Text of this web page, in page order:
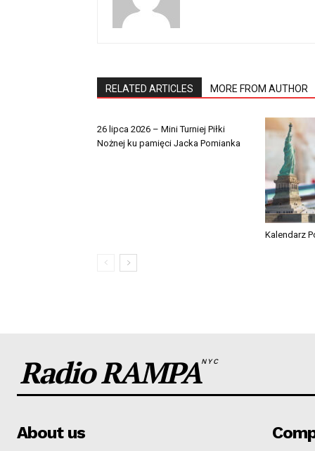
RELATED ARTICLES MORE FROM AUTHOR
26 lipca 2026 – Mini Turniej Piłki
Nożnej ku pamięci Jacka Pomianka
Kalendarz
Radio RAMPANYC
About us